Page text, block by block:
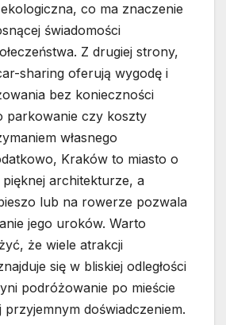
co ma znaczenie
świadomości
Z drugiej strony,
sharing oferują wygodę i
bez konieczności
parkowanie czy koszty
własnego
Kraków to miasto o
pięknej architekturze, a
lub na rowerze pozwala
jego uroków. Warto
że wiele atrakcji
się w bliskiej odległości
podróżowanie po mieście
przyjemnym doświadczeniem.